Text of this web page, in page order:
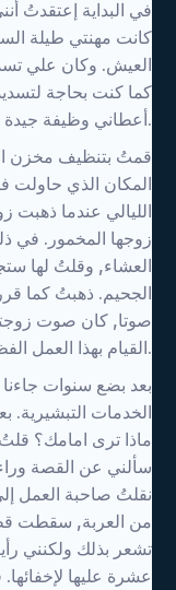
في البداية إعتقدتُ
كانت مهنتي طيلة
كما كنت بحاجة
أعطاني وظيفة جيدة وسرعان ما تمً دفع رهن البيت بالكامل.
قمتُ بتنظيف مخزن
المكان الذي حاولت
الليالي عندما
زوجها المخمور. في
العشاء, وقلتُ لها
الجحيم. ذهبتُ كما
صوتا, كان صوت
القيام بهذا العمل الفظيع.
بعد بضع سنوات
الخدمات التبشيرية.
ماذا ترى امامك؟
سألني عن القصة
نقلتُ صاحبة العمل
من العربة, سقطت
تشعر بذلك ولكنني
عشرة عليها